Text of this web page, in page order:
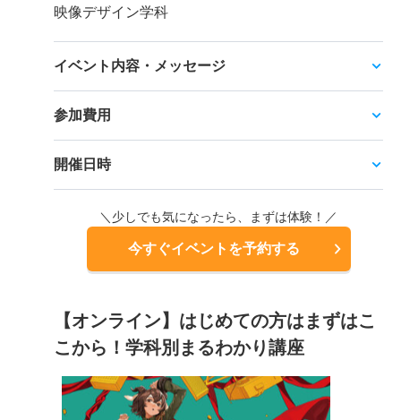
映像デザイン学科
イベント内容・メッセージ
参加費用
開催日時
＼少しでも気になったら、まずは体験！／
今すぐイベントを予約する
【オンライン】はじめての方はまずはこ
こから！学科別まるわかり講座